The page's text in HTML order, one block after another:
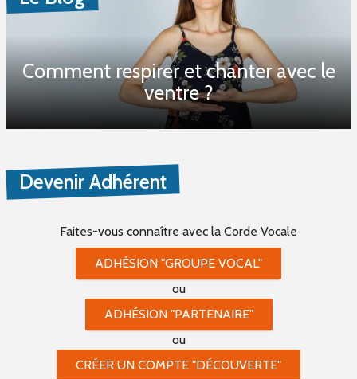
Comment respirer et chanter avec le
ventre ?
Devenir Adhérent
Faites-vous connaître avec la Corde Vocale
ADHÉSION "GROUPE VOCAL"
ou
ADHÉSION "PARTENAIRE"
ou
CRÉER UN COMPTE "DÉCOUVERTE"